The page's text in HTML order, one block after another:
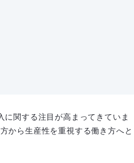
関する注目が高まってきていま
から生産性を重視する働き方へと